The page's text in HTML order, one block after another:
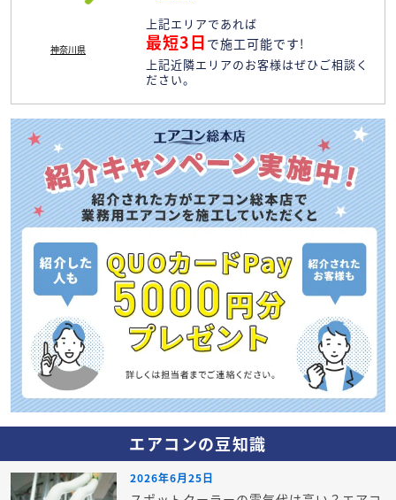
神奈川県
上記エリアであれば
最短3日 で施工可能です!
上記近隣エリアのお客様はぜひご相談く
ださい。
エアコンの豆知識
2026年6月25日